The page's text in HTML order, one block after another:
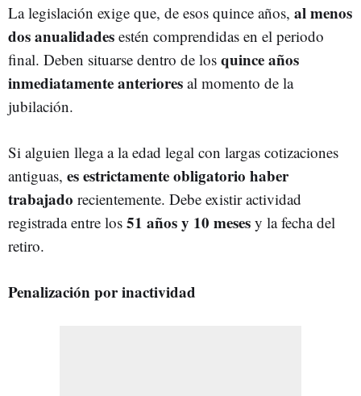
La legislación exige que, de esos quince años, al menos
dos anualidades estén comprendidas en el periodo
final. Deben situarse dentro de los quince años
inmediatamente anteriores al momento de la
jubilación.
Si alguien llega a la edad legal con largas cotizaciones
antiguas, es estrictamente obligatorio haber
trabajado recientemente. Debe existir actividad
registrada entre los 51 años y 10 meses y la fecha del
retiro.
Penalización por inactividad